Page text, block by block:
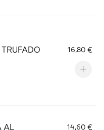
16,80 €
AL 14,60 €